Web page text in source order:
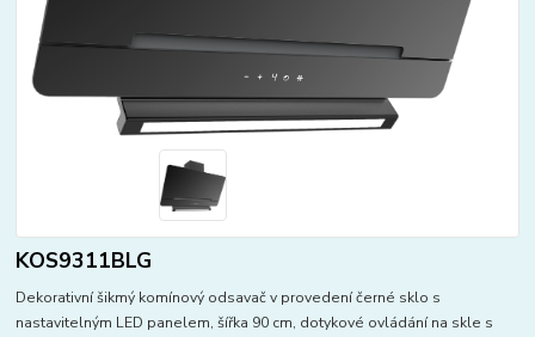
KOS9311BLG
Dekorativní šikmý komínový odsavač v provedení černé sklo s
nastavitelným LED panelem, šířka 90 cm, dotykové ovládání na skle s